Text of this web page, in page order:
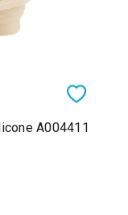
A004411